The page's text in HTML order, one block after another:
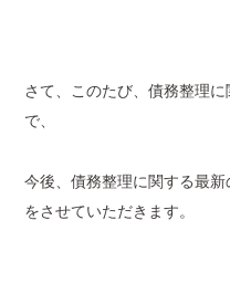
さて、このたび、債務整理
で、
今後、債務整理に関する最
をさせていただきます。